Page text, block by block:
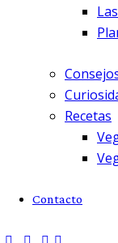
Recetas
Contacto